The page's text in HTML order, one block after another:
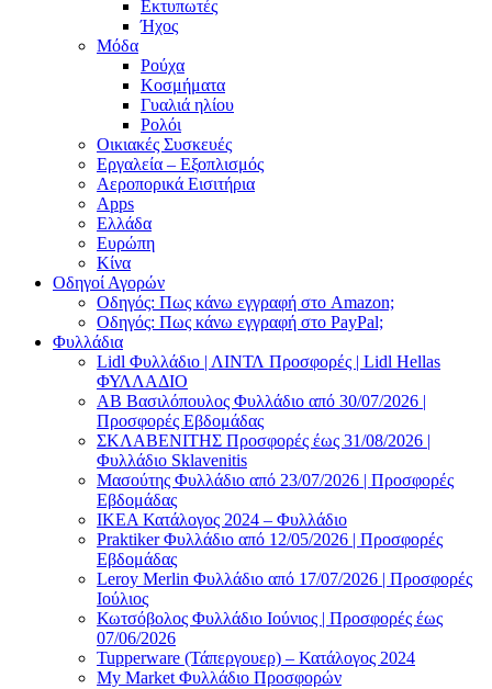
Εκτυπωτές
Ήχος
Μόδα
Ρούχα
Κοσμήματα
Γυαλιά ηλίου
Ρολόι
Οικιακές Συσκευές
Εργαλεία – Εξοπλισμός
Αεροπορικά Εισιτήρια
Apps
Ελλάδα
Ευρώπη
Κίνα
Οδηγοί Αγορών
Οδηγός: Πως κάνω εγγραφή στο Amazon;
Οδηγός: Πως κάνω εγγραφή στο PayPal;
Φυλλάδια
Lidl Φυλλάδιο | ΛΙΝΤΛ Προσφορές | Lidl Hellas
ΦΥΛΛΑΔΙΟ
AB Βασιλόπουλος Φυλλάδιο από 30/07/2026 |
Προσφορές Εβδομάδας
ΣΚΛΑΒΕΝΙΤΗΣ Προσφορές έως 31/08/2026 |
Φυλλάδιο Sklavenitis
Μασούτης Φυλλάδιο από 23/07/2026 | Προσφορές
Εβδομάδας
ΙΚΕΑ Κατάλογος 2024 – Φυλλάδιο
Praktiker Φυλλάδιο από 12/05/2026 | Προσφορές
Εβδομάδας
Leroy Merlin Φυλλάδιο από 17/07/2026 | Προσφορές
Ιούλιος
Κωτσόβολος Φυλλάδιο Ιούνιος | Προσφορές έως
07/06/2026
Tupperware (Τάπεργουερ) – Κατάλογος 2024
My Market Φυλλάδιο Προσφορών